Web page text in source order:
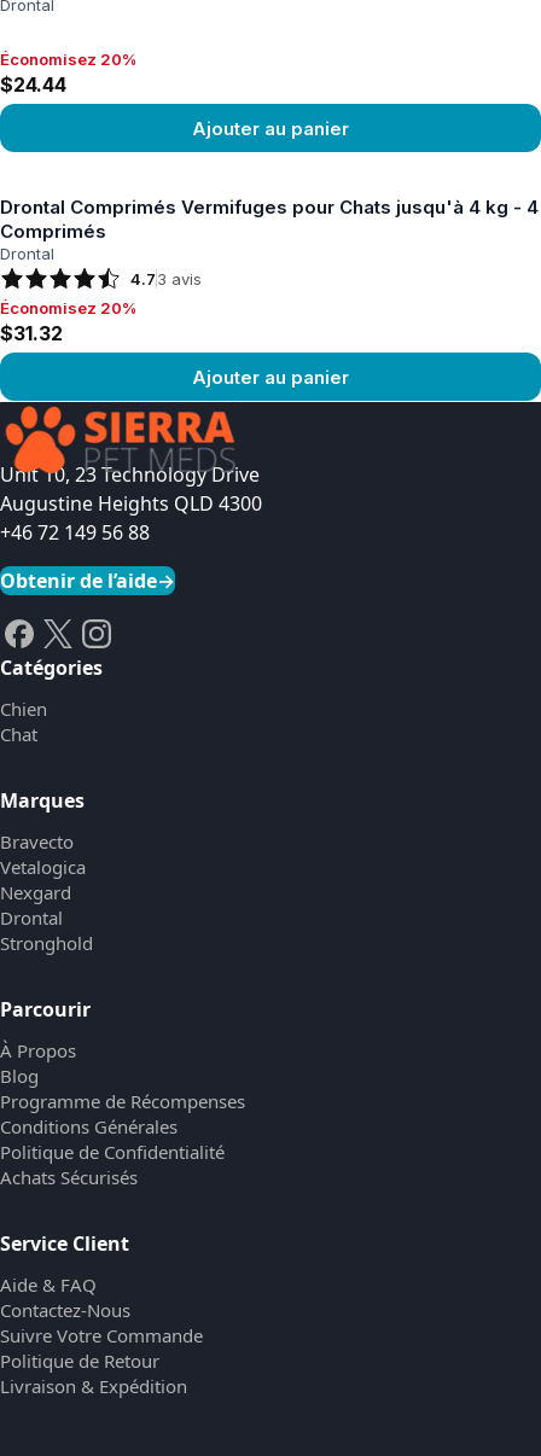
Drontal
Économisez 20%, $24.44
Économisez 20%
$24.44
Ajouter au panier
Drontal Comprimés Vermifuges pour Chats jusqu'à 4 kg - 4
Comprimés
Drontal
4.73 avis
Économisez 20%, $31.32
Économisez 20%
$31.32
Ajouter au panier
Voir le produit
Unit 10, 23 Technology Drive
Augustine Heights QLD 4300
+46 72 149 56 88
Obtenir de l’aide→
Catégories
Chien
Chat
Marques
Bravecto
Vetalogica
Nexgard
Drontal
Stronghold
Parcourir
À Propos
Blog
Programme de Récompenses
Conditions Générales
Politique de Confidentialité
Achats Sécurisés
Service Client
Aide & FAQ
Contactez-Nous
Suivre Votre Commande
Politique de Retour
Livraison & Expédition